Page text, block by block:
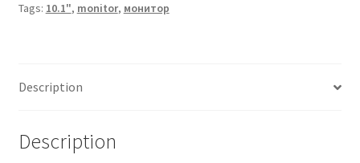
Tags: 10.1", monitor, монитор
Description
Description